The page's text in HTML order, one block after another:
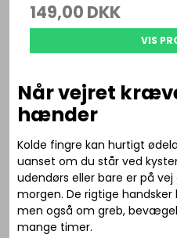
149,00 DKK
VIS
Når vejret
hænder
Kolde fingre kan hurtigt
uanset om du står ved
udendørs eller bare er på
morgen. De rigtige
men også om greb,
mange timer.